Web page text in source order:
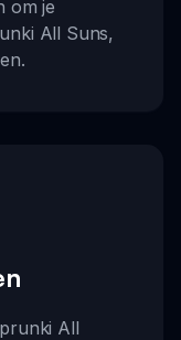
om je
All Suns,
All